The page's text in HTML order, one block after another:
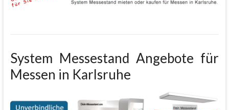
System Messestand Angebote für
Messen in Karlsruhe